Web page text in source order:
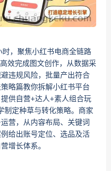
，聚焦小红书电商全链路
效完成图文创作，从数据采
违规风险，批量产出符合
略篇教你拆解小红书平台
供自营+达人+素人组合玩
制定种草与转化策略。商家
营，从内容布局、关键词
给出账号定位、选品及活
增长体系。